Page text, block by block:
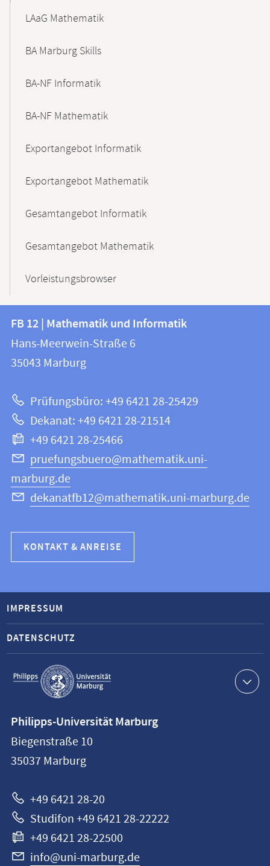
LAaG Mathematik
BA Marburg Skills
BA-NF Informatik
BA-NF Mathematik
Exportangebot Informatik
Exportangebot Mathematik
Gesamtangebot Informatik
Gesamtangebot Mathematik
Vorleistungsbrowser
Kontakt
und
Informationen
Website
FB
12
|
und
Informatik
FB 12 | Mathematik und Informatik
Hans-Meerwein-Straße 6
35043 Marburg
Prüfungsbüro: +49 6421 28-25429
Dekanat: +49 6421 28-21514
+49 6421 28-25466
pruefungsbuero@mathematik.uni-
marburg.de
dekanatfb12@mathematik.uni-marburg.de
KONTAKT & ANREISE
Service-
Navigation
IMPRESSUM
DATENSCHUTZ
Philipps-
Universität
Marburg
Philipps-Universität Marburg
Biegenstraße 10
35037 Marburg
+49 6421 28-20
Studifon +49 6421 28-22222
+49 6421 28-22500
info@uni-marburg.de